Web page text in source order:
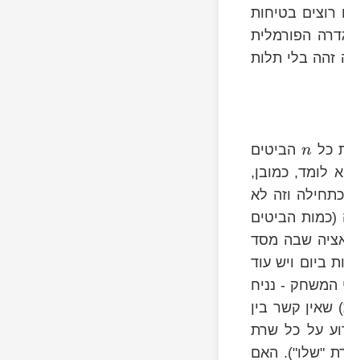
רוצים בטיחות
הפורמלית
זהה בלי תלות
כל nהביטים
לומד, כמובן,
וזה לא
הביטים
שבה מסד
של מידע ואנחנו צריכים לשאול כ-1,000 שאילתות ביום ויש עוד
המשחק - נניח
שאין קשר בין
על כל שרת
"שלו"). האם